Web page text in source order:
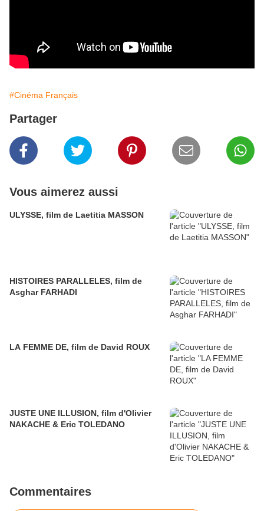
#Cinéma Français
Partager
Vous aimerez aussi
ULYSSE, film de Laetitia MASSON
HISTOIRES PARALLELES, film de
Asghar FARHADI
LA FEMME DE, film de David ROUX
JUSTE UNE ILLUSION, film d'Olivier
NAKACHE & Eric TOLEDANO
Commentaires